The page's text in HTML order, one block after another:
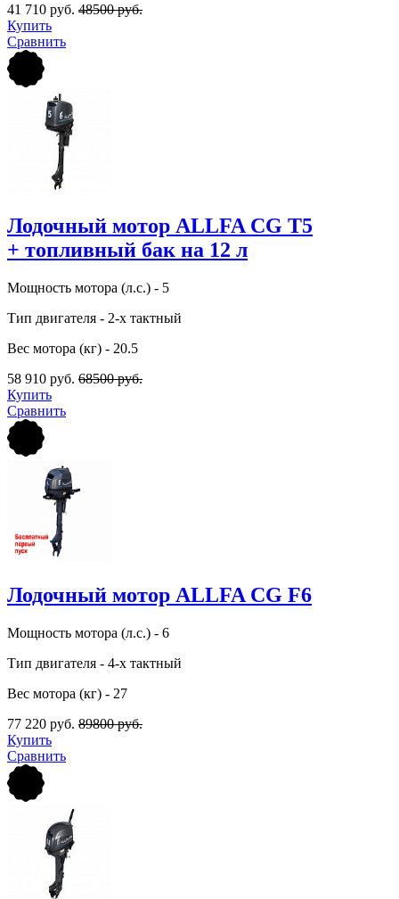
41 710 руб. 48500 руб.
Купить
Сравнить
Лодочный мотор ALLFA CG T5
+ топливный бак на 12 л
Мощность мотора (л.с.) - 5
Тип двигателя - 2-х тактный
Вес мотора (кг) - 20.5
58 910 руб. 68500 руб.
Купить
Сравнить
Лодочный мотор ALLFA CG F6
Мощность мотора (л.с.) - 6
Тип двигателя - 4-х тактный
Вес мотора (кг) - 27
77 220 руб. 89800 руб.
Купить
Сравнить